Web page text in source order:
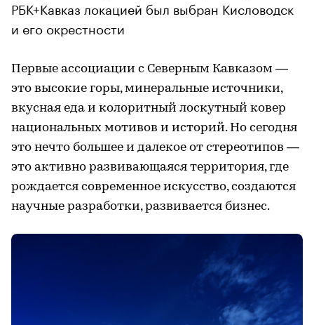
РБК+Кавказ локацией был выбран Кисловодск
и его окрестности
Первые ассоциации с Северным Кавказом —
это высокие горы, минеральные источники,
вкусная еда и колоритный лоскутный ковер
национальных мотивов и историй. Но сегодня
это нечто большее и далекое от стереотипов —
это активно развивающаяся территория, где
рождается современное искусство, создаются
научные разработки, развивается бизнес.